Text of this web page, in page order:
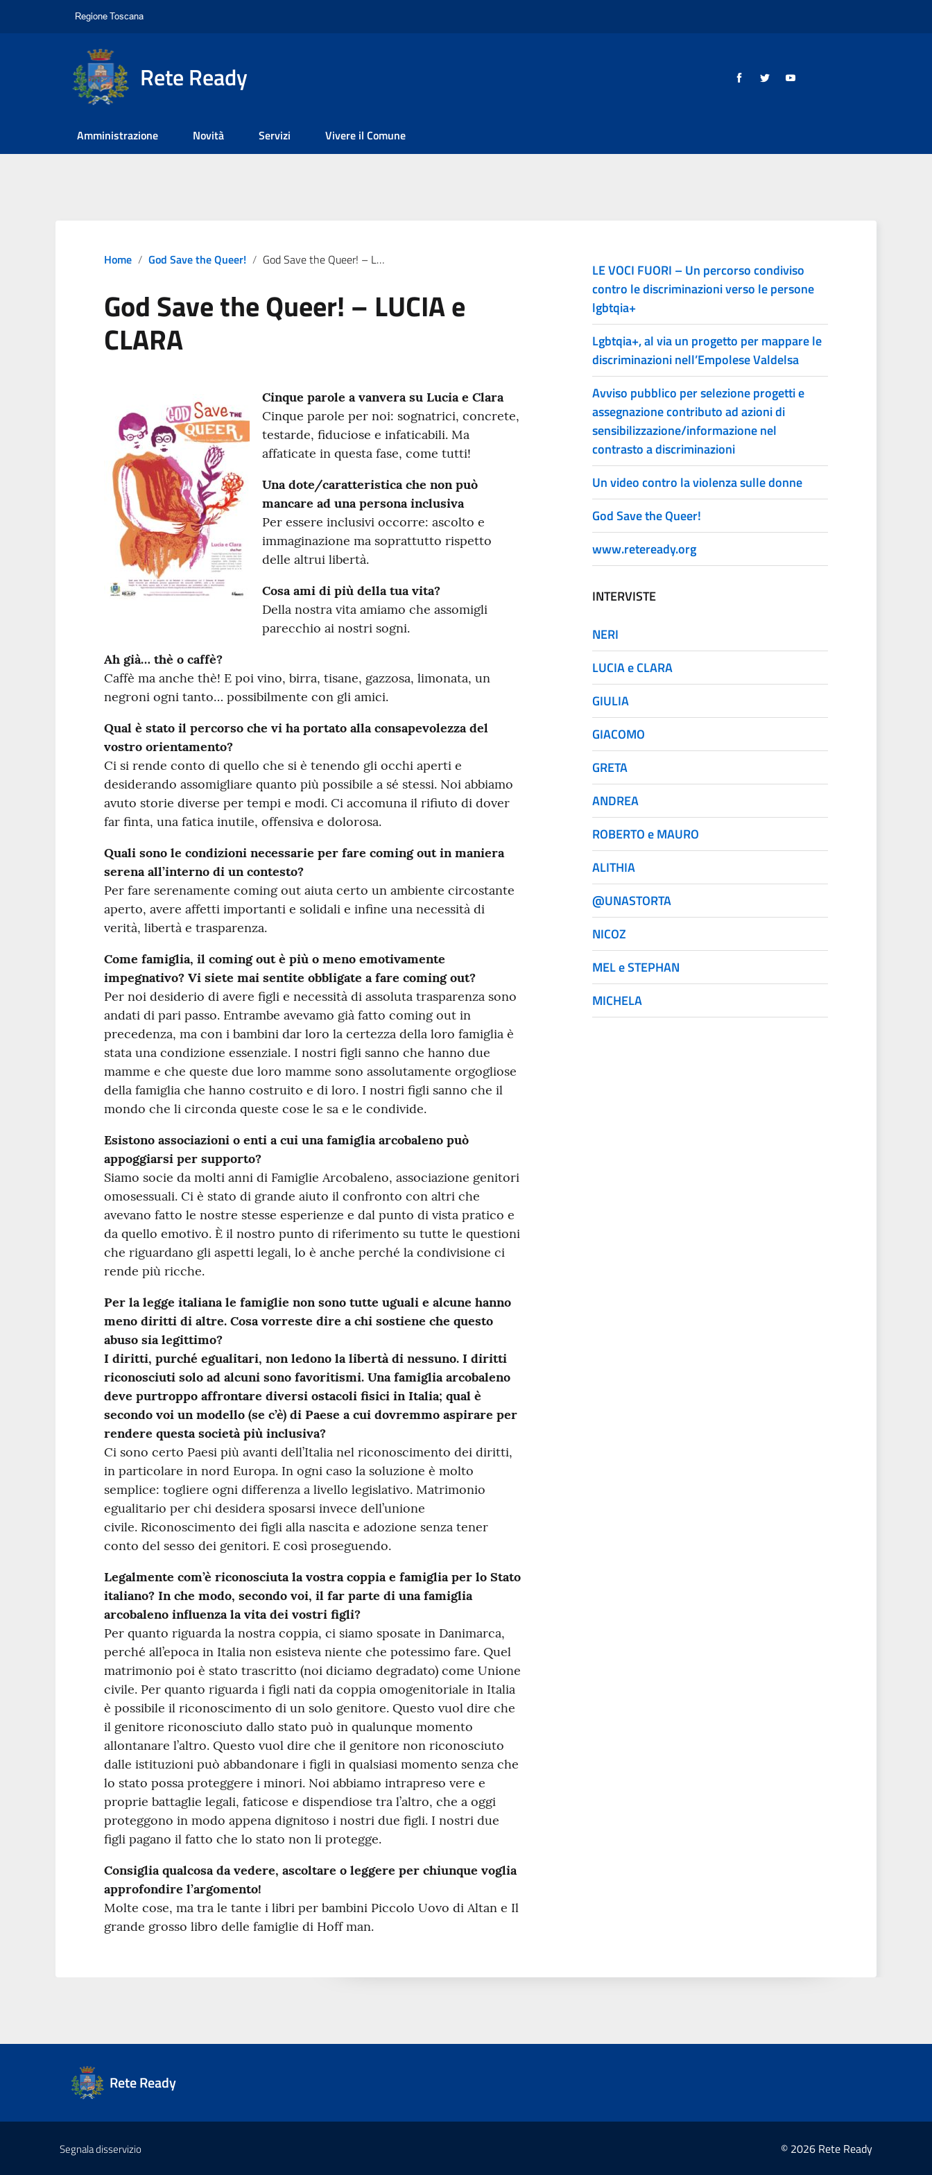
Rete Ready
Amministrazione Novità Servizi Vivere il Comune
Home God Save the Queer! God Save the Queer! – LUCIA e CLARA
God Save the Queer! – LUCIA e
CLARA
Cinque parole a vanvera su Lucia e Clara
Cinque parole per noi: sognatrici, concrete,
testarde, fiduciose e infaticabili. Ma
affaticate in questa fase, come tutti!
Una dote/caratteristica che non può
mancare ad una persona inclusiva
Per essere inclusivi occorre: ascolto e
immaginazione ma soprattutto rispetto
delle altrui libertà.
Cosa ami di più della tua vita?
Della nostra vita amiamo che assomigli
parecchio ai nostri sogni.
Ah già… thè o caffè?
Caffè ma anche thè! E poi vino, birra, tisane, gazzosa, limonata, un
negroni ogni tanto… possibilmente con gli amici.
Qual è stato il percorso che vi ha portato alla consapevolezza del
vostro orientamento?
Ci si rende conto di quello che si è tenendo gli occhi aperti e
desiderando assomigliare quanto più possibile a sé stessi. Noi abbiamo
avuto storie diverse per tempi e modi. Ci accomuna il rifiuto di dover
far finta, una fatica inutile, offensiva e dolorosa.
Quali sono le condizioni necessarie per fare coming out in maniera
serena all’interno di un contesto?
Per fare serenamente coming out aiuta certo un ambiente circostante
aperto, avere affetti importanti e solidali e infine una necessità di
verità, libertà e trasparenza.
Come famiglia, il coming out è più o meno emotivamente
impegnativo? Vi siete mai sentite obbligate a fare coming out?
Per noi desiderio di avere figli e necessità di assoluta trasparenza sono
andati di pari passo. Entrambe avevamo già fatto coming out in
precedenza, ma con i bambini dar loro la certezza della loro famiglia è
stata una condizione essenziale. I nostri figli sanno che hanno due
mamme e che queste due loro mamme sono assolutamente orgogliose
della famiglia che hanno costruito e di loro. I nostri figli sanno che il
mondo che li circonda queste cose le sa e le condivide.
Esistono associazioni o enti a cui una famiglia arcobaleno può
appoggiarsi per supporto?
Siamo socie da molti anni di Famiglie Arcobaleno, associazione genitori
omosessuali. Ci è stato di grande aiuto il confronto con altri che
avevano fatto le nostre stesse esperienze e dal punto di vista pratico e
da quello emotivo. È il nostro punto di riferimento su tutte le questioni
che riguardano gli aspetti legali, lo è anche perché la condivisione ci
rende più ricche.
Per la legge italiana le famiglie non sono tutte uguali e alcune hanno
meno diritti di altre. Cosa vorreste dire a chi sostiene che questo
abuso sia legittimo?
I diritti, purché egualitari, non ledono la libertà di nessuno. I diritti
riconosciuti solo ad alcuni sono favoritismi. Una famiglia arcobaleno
deve purtroppo affrontare diversi ostacoli fisici in Italia; qual è
secondo voi un modello (se c’è) di Paese a cui dovremmo aspirare per
rendere questa società più inclusiva?
Ci sono certo Paesi più avanti dell’Italia nel riconoscimento dei diritti,
in particolare in nord Europa. In ogni caso la soluzione è molto
semplice: togliere ogni differenza a livello legislativo. Matrimonio
egualitario per chi desidera sposarsi invece dell’unione
civile. Riconoscimento dei figli alla nascita e adozione senza tener
conto del sesso dei genitori. E così proseguendo.
Legalmente com’è riconosciuta la vostra coppia e famiglia per lo Stato
italiano? In che modo, secondo voi, il far parte di una famiglia
arcobaleno influenza la vita dei vostri figli?
Per quanto riguarda la nostra coppia, ci siamo sposate in Danimarca,
perché all’epoca in Italia non esisteva niente che potessimo fare. Quel
matrimonio poi è stato trascritto (noi diciamo degradato) come Unione
civile. Per quanto riguarda i figli nati da coppia omogenitoriale in Italia
è possibile il riconoscimento di un solo genitore. Questo vuol dire che
il genitore riconosciuto dallo stato può in qualunque momento
allontanare l’altro. Questo vuol dire che il genitore non riconosciuto
dalle istituzioni può abbandonare i figli in qualsiasi momento senza che
lo stato possa proteggere i minori. Noi abbiamo intrapreso vere e
proprie battaglie legali, faticose e dispendiose tra l’altro, che a oggi
proteggono in modo appena dignitoso i nostri due figli. I nostri due
figli pagano il fatto che lo stato non li protegge.
Consiglia qualcosa da vedere, ascoltare o leggere per chiunque voglia
approfondire l’argomento!
Molte cose, ma tra le tante i libri per bambini Piccolo Uovo di Altan e Il
grande grosso libro delle famiglie di Hoff man.
LE VOCI FUORI – Un percorso condiviso
contro le discriminazioni verso le persone
lgbtqia+
Lgbtqia+, al via un progetto per mappare le
discriminazioni nell’Empolese Valdelsa
Avviso pubblico per selezione progetti e
assegnazione contributo ad azioni di
sensibilizzazione/informazione nel
contrasto a discriminazioni
Un video contro la violenza sulle donne
God Save the Queer!
www.reteready.org
INTERVISTE
NERI
LUCIA e CLARA
GIULIA
GIACOMO
GRETA
ANDREA
ROBERTO e MAURO
ALITHIA
@UNASTORTA
NICOZ
MEL e STEPHAN
MICHELA
Rete Ready
Segnala disservizio © 2026 Rete Ready